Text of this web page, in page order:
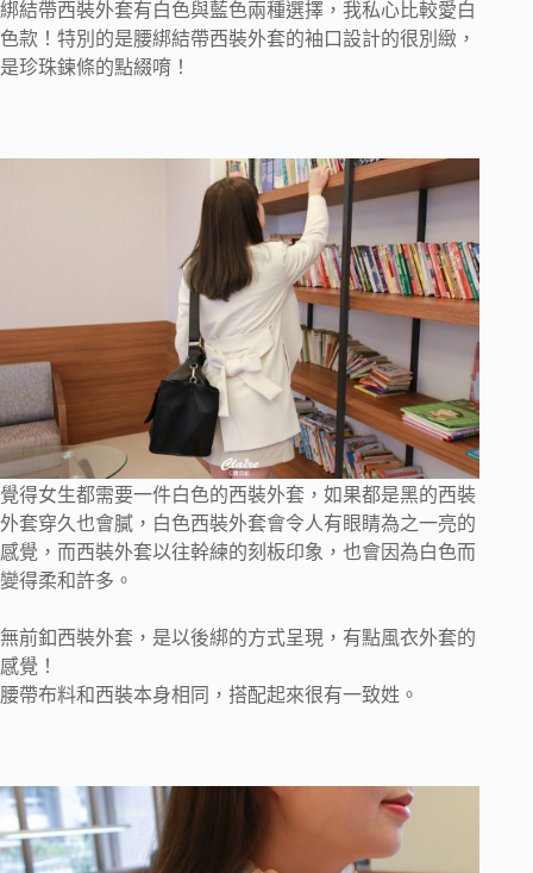
綁結帶西裝外套有白色與藍色兩種選擇，我私心比較愛白
色款！特別的是腰綁結帶西裝外套的袖口設計的很別緻，
是珍珠鍊條的點綴唷！
覺得女生都需要一件白色的西裝外套，如果都是黑的西裝
外套穿久也會膩，白色西裝外套會令人有眼睛為之一亮的
感覺，而西裝外套以往幹練的刻板印象，也會因為白色而
變得柔和許多。
無前釦西裝外套，是以後綁的方式呈現，有點風衣外套的
感覺！
腰帶布料和西裝本身相同，搭配起來很有一致姓。